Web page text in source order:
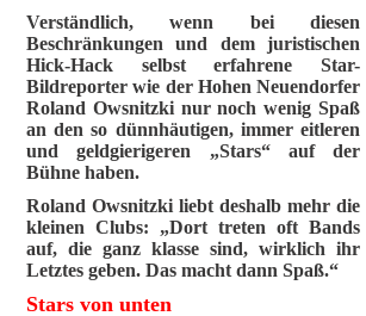
Verständlich, wenn bei diesen
Beschränkungen und dem juristischen
Hick-Hack selbst erfahrene Star-
Bildreporter wie der Hohen Neuendorfer
Roland Owsnitzki nur noch wenig Spaß
an den so dünnhäutigen, immer eitleren
und geldgierigeren „Stars“ auf der
Bühne haben.
Roland Owsnitzki liebt deshalb mehr die
kleinen Clubs: „Dort treten oft Bands
auf, die ganz klasse sind, wirklich ihr
Letztes geben. Das macht dann Spaß.“
Stars von unten